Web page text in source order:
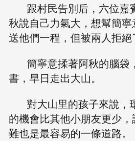
跟村民告別后，六位嘉
秋說自己力氣大，想幫簡
送他們一程，但被兩人拒絕
簡寧意揉著阿秋的腦袋
書，早日走出大山。
對大山里的孩子來說，
的機會比其他小朋友更少
難也是最容易的一條道路。